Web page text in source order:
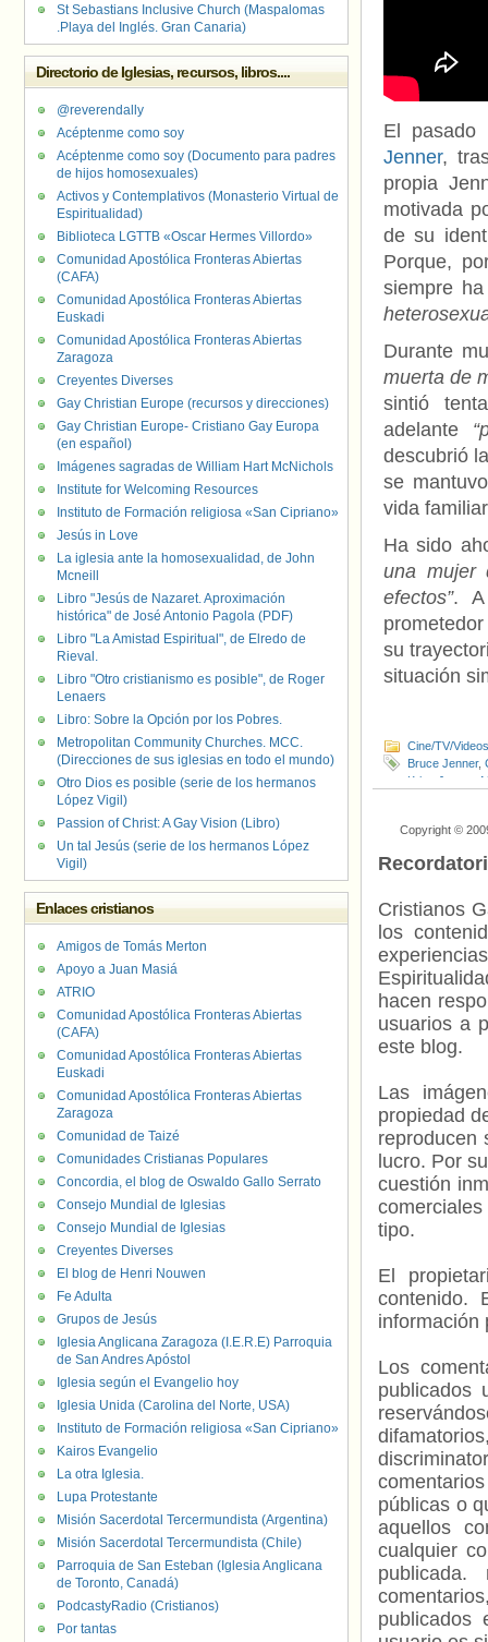
El pasado
Jenner,
propia
motivada
de su
Porque,
siempre
Durante
muerta de
sintió
adelante
descubrió
se
vida
Ha sido
una mujer
efectos”. A
su
situación
Cine/TV/Videos
Bruce Jenner,
Kriss Jenner
Copyright ©
Cristianos
los
hacen
usuarios a
este blog.
Las
propiedad
reproducen
lucro. Por
cuestión
tipo.
El
contenido.
información
Los
publicados
públicas o
aquellos
cualquier
St Sebastians Inclusive Church (Maspalomas
.Playa del Inglés. Gran Canaria)
Directorio de Iglesias, recursos, libros....
@reverendally
Acéptenme como soy
Acéptenme como soy (Documento para padres
de hijos homosexuales)
Activos y Contemplativos (Monasterio Virtual de
Espiritualidad)
Biblioteca LGTTB «Oscar Hermes Villordo»
Comunidad Apostólica Fronteras Abiertas
(CAFA)
Comunidad Apostólica Fronteras Abiertas
Euskadi
Comunidad Apostólica Fronteras Abiertas
Zaragoza
Creyentes Diverses
Gay Christian Europe (recursos y direcciones)
Gay Christian Europe- Cristiano Gay Europa
(en español)
Imágenes sagradas de William Hart McNichols
Institute for Welcoming Resources
Instituto de Formación religiosa «San Cipriano»
Jesús in Love
La iglesia ante la homosexualidad, de John
Mcneill
Libro "Jesús de Nazaret. Aproximación
histórica" de José Antonio Pagola (PDF)
Libro "La Amistad Espiritual", de Elredo de
Rieval.
Libro "Otro cristianismo es posible", de Roger
Lenaers
Libro: Sobre la Opción por los Pobres.
Metropolitan Community Churches. MCC.
(Direcciones de sus iglesias en todo el mundo)
Otro Dios es posible (serie de los hermanos
López Vigil)
Passion of Christ: A Gay Vision (Libro)
Un tal Jesús (serie de los hermanos López
Vigil)
Enlaces cristianos
Amigos de Tomás Merton
Apoyo a Juan Masiá
ATRIO
Comunidad Apostólica Fronteras Abiertas
(CAFA)
Comunidad Apostólica Fronteras Abiertas
Euskadi
Comunidad Apostólica Fronteras Abiertas
Zaragoza
Comunidad de Taizé
Comunidades Cristianas Populares
Concordia, el blog de Oswaldo Gallo Serrato
Consejo Mundial de Iglesias
Consejo Mundial de Iglesias
Creyentes Diverses
El blog de Henri Nouwen
Fe Adulta
Grupos de Jesús
Iglesia Anglicana Zaragoza (I.E.R.E) Parroquia
de San Andres Apóstol
Iglesia según el Evangelio hoy
Iglesia Unida (Carolina del Norte, USA)
Instituto de Formación religiosa «San Cipriano»
Kairos Evangelio
La otra Iglesia.
Lupa Protestante
Misión Sacerdotal Tercermundista (Argentina)
Misión Sacerdotal Tercermundista (Chile)
Parroquia de San Esteban (Iglesia Anglicana
de Toronto, Canadá)
PodcastyRadio (Cristianos)
Por tantas